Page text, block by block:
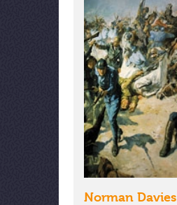
Norman Davies